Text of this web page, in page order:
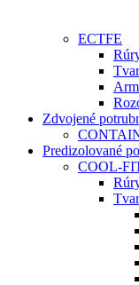
ECTFE
Zdvojené
Predizolované
COOL-